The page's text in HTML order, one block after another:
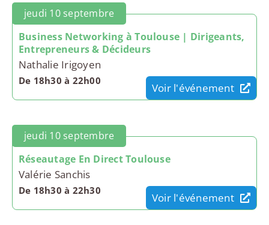
jeudi 10 septembre
Business Networking à Toulouse | Dirigeants,
Entrepreneurs & Décideurs
Nathalie Irigoyen
De 18h30 à 22h00
Voir l'événement
jeudi 10 septembre
Réseautage En Direct Toulouse
Valérie Sanchis
De 18h30 à 22h30
Voir l'événement